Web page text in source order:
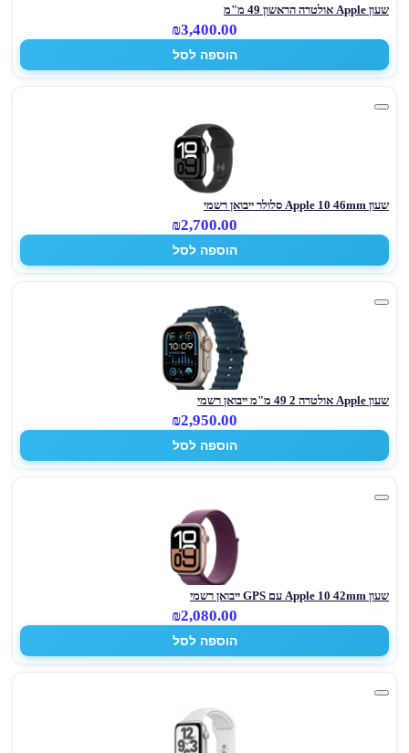
שעון Apple אולטרה הראשון 49 מ"מ
₪3,400.00
הוספה לסל
שעון Apple 10 46mm סלולר ייבואן רשמי
₪2,700.00
הוספה לסל
שעון Apple אולטרה 2 49 מ"מ ייבואן רשמי
₪2,950.00
הוספה לסל
שעון Apple 10 42mm עם GPS ייבואן רשמי
₪2,080.00
הוספה לסל